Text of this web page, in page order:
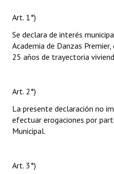
Art. 1°)
Se declara de interés
Academia de Danzas
25 años de trayectoria
Art. 2°)
La presente declaración no
efectuar erogaciones por
Municipal.
Art. 3°)